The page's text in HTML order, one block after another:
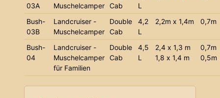
03A
Muschelcamper Cab
L
Bush-
03B
Landcruiser -
Muschelcamper
Double
Cab
4,2
L
2,2m x 1,4m 0,7m
Bush-
04
Landcruiser -
Muschelcamper
für Familien
Double
Cab
4,5
L
2,4 x 1,3 m
1,8 x 1,4 m
0,7m
0,5m